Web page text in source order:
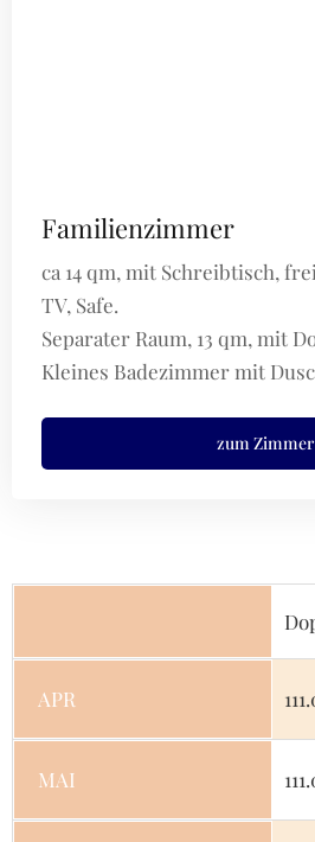
Familienzimmer
ca 14 qm, mit Schreibtisch,
TV, Safe.
Separater Raum, 13 qm, mit
Kleines Badezimmer mit
zum Zimmer
APR
MAI